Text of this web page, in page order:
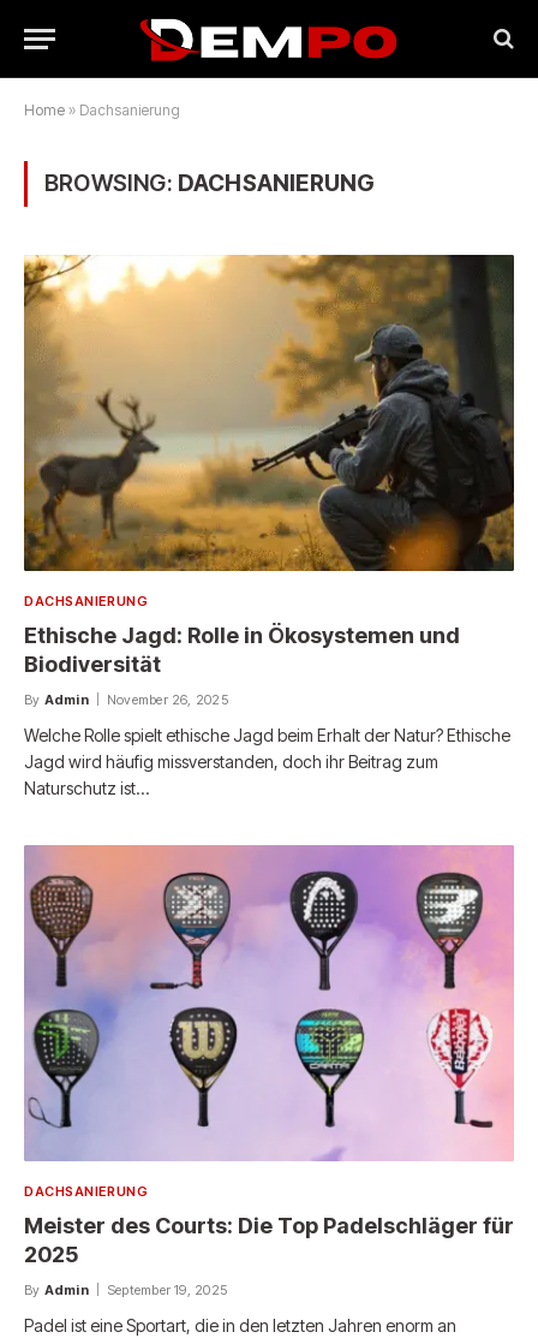
Home » Dachsanierung
BROWSING: DACHSANIERUNG
DACHSANIERUNG
Ethische Jagd: Rolle in Ökosystemen und
Biodiversität
By Admin November 26, 2025
Welche Rolle spielt ethische Jagd beim Erhalt der Natur? Ethische
Jagd wird häufig missverstanden, doch ihr Beitrag zum
Naturschutz ist…
DACHSANIERUNG
Meister des Courts: Die Top Padelschläger für
2025
By Admin September 19, 2025
Padel ist eine Sportart, die in den letzten Jahren enorm an